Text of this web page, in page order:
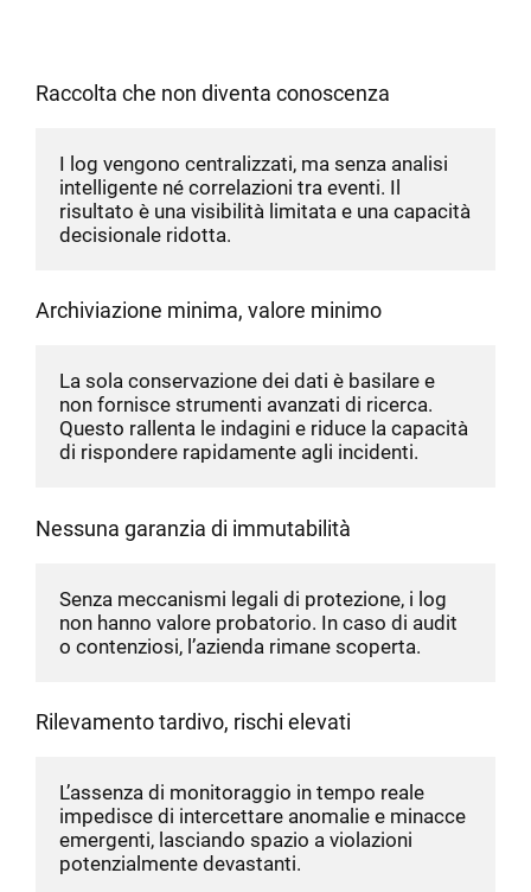
Raccolta che non diventa conoscenza
I log vengono centralizzati, ma senza analisi
intelligente né correlazioni tra eventi. Il
risultato è una visibilità limitata e una capacità
decisionale ridotta.
Archiviazione minima, valore minimo
La sola conservazione dei dati è basilare e
non fornisce strumenti avanzati di ricerca.
Questo rallenta le indagini e riduce la capacità
di rispondere rapidamente agli incidenti.
Nessuna garanzia di immutabilità
Senza meccanismi legali di protezione, i log
non hanno valore probatorio. In caso di audit
o contenziosi, l’azienda rimane scoperta.
Rilevamento tardivo, rischi elevati
L’assenza di monitoraggio in tempo reale
impedisce di intercettare anomalie e minacce
emergenti, lasciando spazio a violazioni
potenzialmente devastanti.